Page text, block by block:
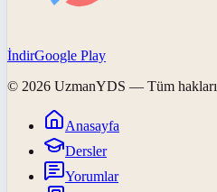
İndirGoogle Play
© 2026 UzmanYDS — Tüm hakları
Anasayfa
Dersler
Yorumlar